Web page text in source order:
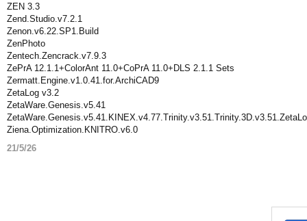
ZEN 3.3
Zend.Studio.v7.2.1
Zenon.v6.22.SP1.Build
ZenPhoto
Zentech.Zencrack.v7.9.3
ZePrA 12.1.1+ColorAnt 11.0+CoPrA 11.0+DLS 2.1.1 Sets
Zermatt.Engine.v1.0.41.for.ArchiCAD9
ZetaLog v3.2
ZetaWare.Genesis.v5.41
Ziena.Optimization.KNITRO.v6.0
21/5/26